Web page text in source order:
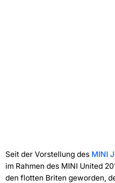
Seit der Vorstellung des MINI
im Rahmen des MINI United
den flotten Briten geworden,